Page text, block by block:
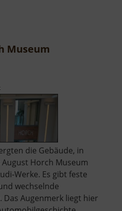
Museum
die Gebäude, in
Horch Museum
Werke. Es gibt feste
wechselnde
Das Augenmerk liegt hier